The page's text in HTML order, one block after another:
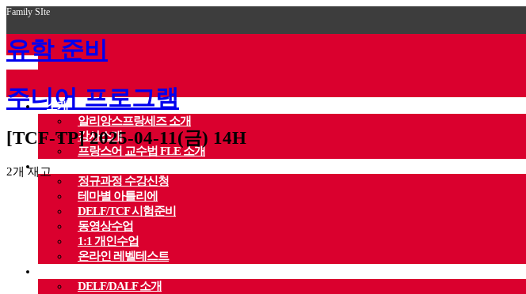
Family SIte
유학 준비
주니어 프로그램
소개
알리앙스프랑세즈 소개
강사소개
프랑스어 교수법 FLE 소개
수강신청
정규과정 수강신청
테마별 아틀리에
DELF/TCF 시험준비
동영상수업
1:1 개인수업
온라인 레벨테스트
DELF/DALF 소개
[TCF-TP] 2025-04-11(금) 14H
2개 재고